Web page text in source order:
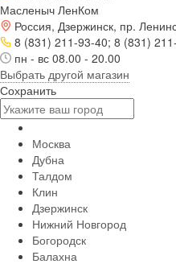
Масленыч ЛенКом
Россия, Дзержинск, пр.
8 (831) 211-93-40; 8 (831)
пн - вс 08.00 - 20.00
Выбрать другой магазин
Сохранить
Москва
Дубна
Талдом
Клин
Дзержинск
Нижний Новгород
Богородск
Балахна